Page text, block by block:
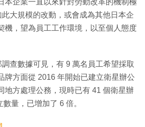
大規模的改動，或會成為其他日本企
機，望為員工工作環境，以至個人態度
查數據可見，有 9 萬名員工希望採取
牌方面從 2016 年開始已建立衛星辦公
地方處理公務，現時已有 41 個衛星辦
量，已增加了 6 倍。